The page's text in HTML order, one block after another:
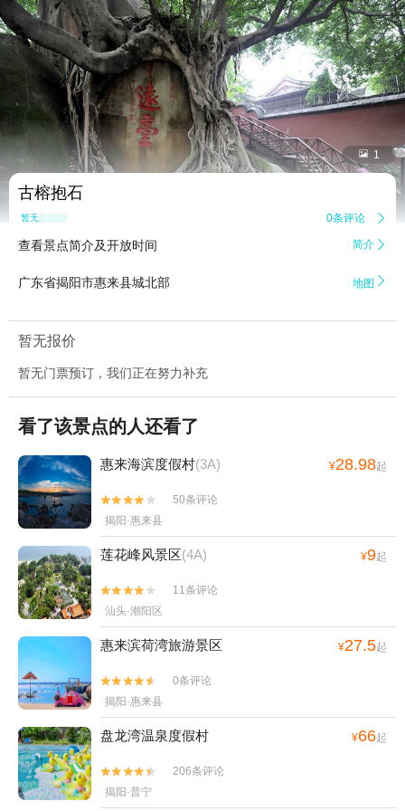
 1
古榕抱石
暂无点评 0条评论 
查看景点简介及开放时间 简介 
广东省揭阳市惠来县城北部 地图 
暂无报价
暂无门票预订，我们正在努力补充
看了该景点的人还看了
惠来海滨度假村(3A) ¥28.98起


50条评论
揭阳·惠来县
莲花峰风景区(4A) ¥9起


11条评论
汕头·潮阳区
惠来滨荷湾旅游景区 ¥27.5起


0条评论
揭阳·惠来县
盘龙湾温泉度假村 ¥66起


206条评论
揭阳·普宁
